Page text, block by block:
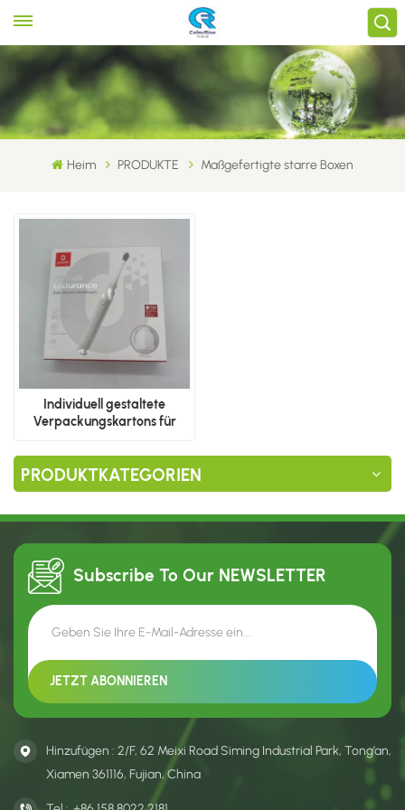
Heim PRODUKTE Maßgefertigte starre Boxen
Individuell gestaltete
Verpackungskartons für
PRODUKTKATEGORIEN
Subscribe To Our NEWSLETTER
Hinzufügen : 2/F, 62 Meixi Road Siming Industrial Park, Tong’an,
Xiamen 361116, Fujian, China